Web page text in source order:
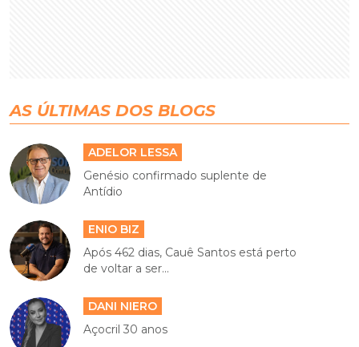
AS ÚLTIMAS DOS BLOGS
ADELOR LESSA
Genésio confirmado suplente de
Antídio
ENIO BIZ
Após 462 dias, Cauê Santos está perto
de voltar a ser...
DANI NIERO
Açocril 30 anos